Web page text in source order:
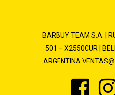
BARBUY TEAM S.A. |
501 – X2550CUR |
ARGENTINA